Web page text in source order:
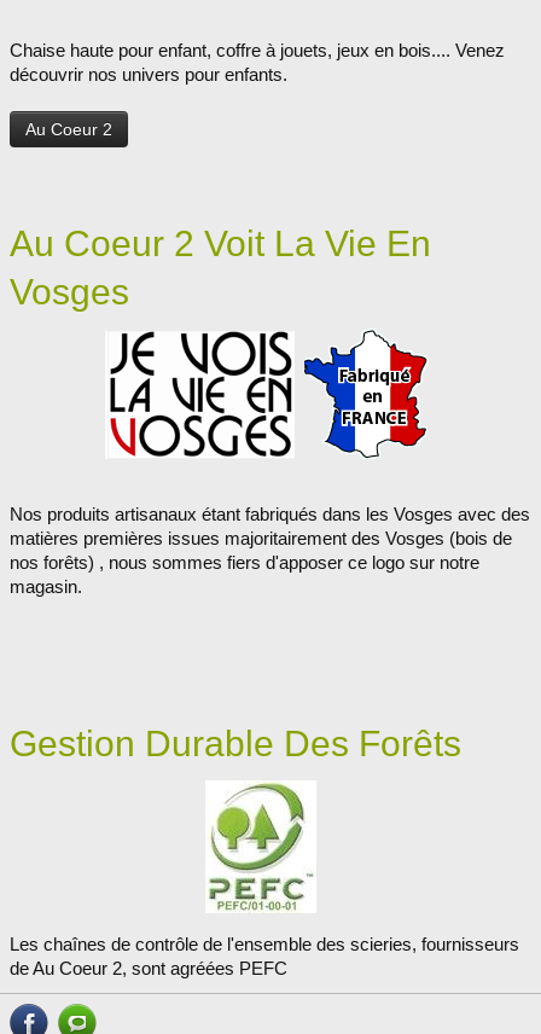
Chaise haute pour enfant, coffre à jouets, jeux en bois.... Venez
découvrir nos univers pour enfants.
Au Coeur 2
Au Coeur 2 Voit La Vie En
Vosges
Nos produits artisanaux étant fabriqués dans les Vosges avec des
matières premières issues majoritairement des Vosges (bois de
nos forêts) , nous sommes fiers d'apposer ce logo sur notre
magasin.
Gestion Durable Des Forêts
Les chaînes de contrôle de l'ensemble des scieries, fournisseurs
de Au Coeur 2, sont agréées PEFC